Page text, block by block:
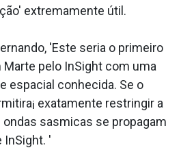
extremamente útil.
'Este seria o primeiro
pelo InSight com uma
espacial conhecida. Se o
exatamente restringir a
ondas sa­smicas se propagam
InSight. '